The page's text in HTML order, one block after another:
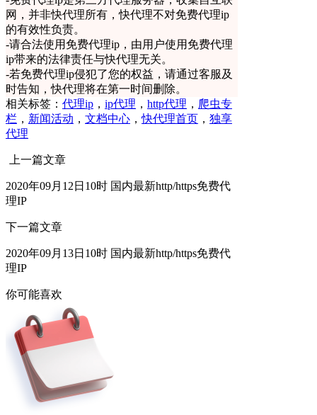
网，并非快代理所有，快代理不对免费代理ip
的有效性负责。
-请合法使用免费代理ip，由用户使用免费代理
ip带来的法律责任与快代理无关。
-若免费代理ip侵犯了您的权益，请通过客服及
时告知，快代理将在第一时间删除。
相关标签： 代理ip ， ip代理 ， http代理 ， 爬虫专
栏 ， 新闻活动 ， 文档中心 ，快代理首页 ， 独享
代理
上一篇文章
2020年09月12日10时 国内最新http/https免费代
理IP
下一篇文章
2020年09月13日10时 国内最新http/https免费代
理IP
你可能喜欢